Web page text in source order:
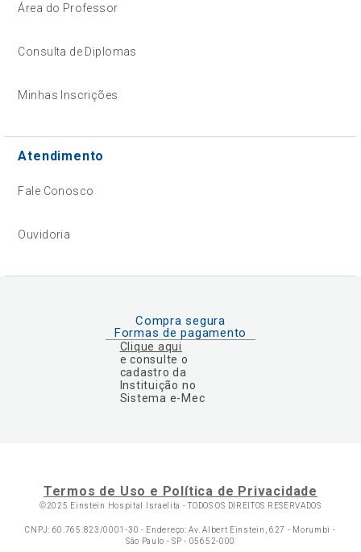
Área do Professor
Consulta de Diplomas
Minhas Inscrições
Atendimento
Fale Conosco
Ouvidoria
Compra segura
Formas de pagamento
Clique aqui
e consulte o
cadastro da
Instituição no
Sistema e-Mec
Termos de Uso e Política de Privacidade
©2025 Einstein Hospital Israelita -TODOS OS DIREITOS RESERVADOS
CNPJ: 60.765.823/0001-30 - Endereço: Av. Albert Einstein, 627 - Morumbi -
São Paulo - SP - 05652-000